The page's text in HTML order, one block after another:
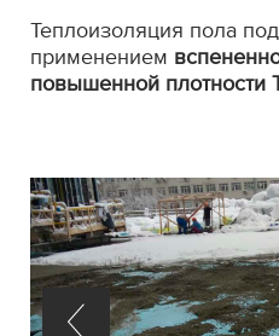
Теплоизоляция пола
применением
повышенной плотности